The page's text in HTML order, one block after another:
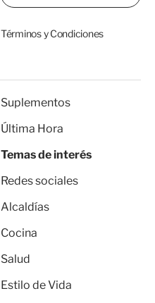
Términos y Condiciones
Suplementos
Última Hora
Temas de interés
Redes sociales
Alcaldías
Cocina
Salud
Estilo de Vida